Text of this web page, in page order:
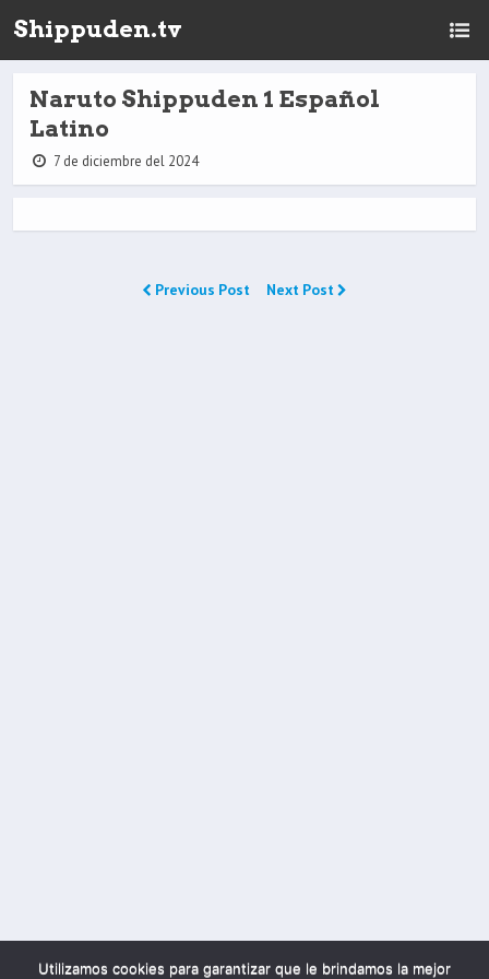
Shippuden.tv
Naruto Shippuden 1 Español
Latino
7 de diciembre del 2024
Previous Post Next Post
Utilizamos cookies para garantizar que le brindamos la mejor